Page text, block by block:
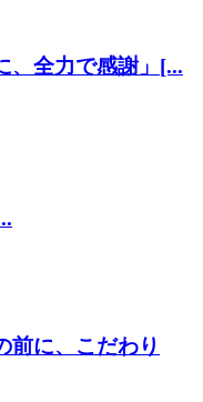
、全力で感謝」[...
前に、こだわり